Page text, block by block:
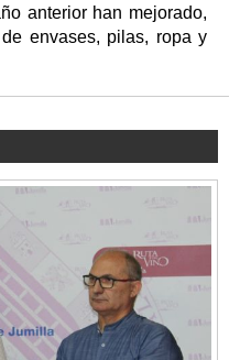
anterior han mejorado,
envases, pilas, ropa y